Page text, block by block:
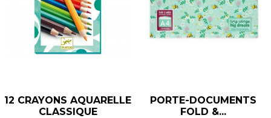
12 CRAYONS AQUARELLE
CLASSIQUE
PORTE-DOCUMENTS
FOLD &...